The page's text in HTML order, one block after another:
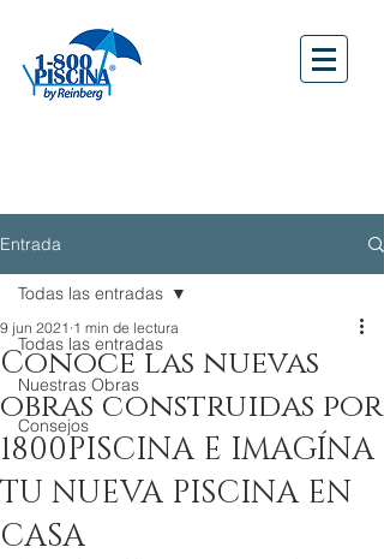
Entrada
Todas las entradas
Nuestras Obras
Consejos
Todas las entradas
Conoce las nuevas
obras construidas por
1800PISCINA E IMAGÍNA
TU NUEVA PISCINA EN
CASA
9 jun 2021 1 min de lectura